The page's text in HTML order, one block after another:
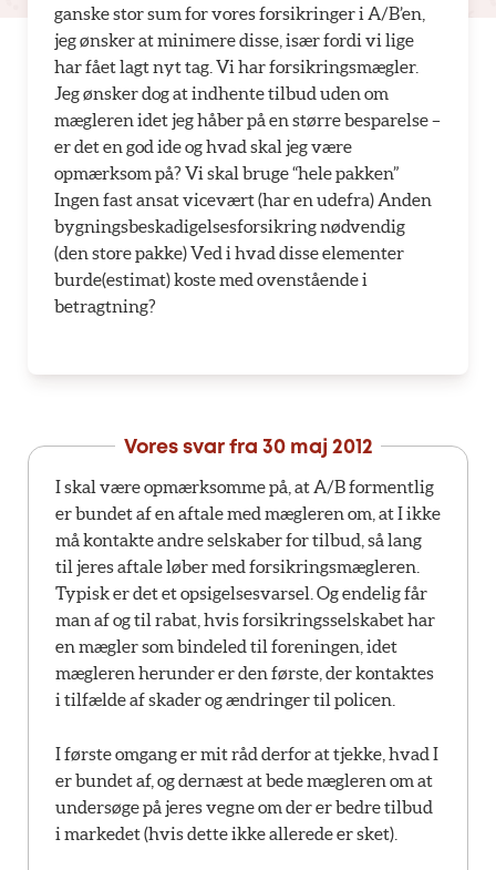
ganske stor sum for vores forsikringer i A/B’en,
jeg ønsker at minimere disse, især fordi vi lige
har fået lagt nyt tag. Vi har forsikringsmægler.
Jeg ønsker dog at indhente tilbud uden om
mægleren idet jeg håber på en større besparelse –
er det en god ide og hvad skal jeg være
opmærksom på? Vi skal bruge “hele pakken”
Ingen fast ansat vicevært (har en udefra) Anden
bygningsbeskadigelsesforsikring nødvendig
(den store pakke) Ved i hvad disse elementer
burde(estimat) koste med ovenstående i
betragtning?
Vores svar fra 30 maj 2012
I skal være opmærksomme på, at A/B formentlig
er bundet af en aftale med mægleren om, at I ikke
må kontakte andre selskaber for tilbud, så lang
til jeres aftale løber med forsikringsmægleren.
Typisk er det et opsigelsesvarsel. Og endelig får
man af og til rabat, hvis forsikringsselskabet har
en mægler som bindeled til foreningen, idet
mægleren herunder er den første, der kontaktes
i tilfælde af skader og ændringer til policen.
I første omgang er mit råd derfor at tjekke, hvad I
er bundet af, og dernæst at bede mægleren om at
undersøge på jeres vegne om der er bedre tilbud
i markedet (hvis dette ikke allerede er sket).